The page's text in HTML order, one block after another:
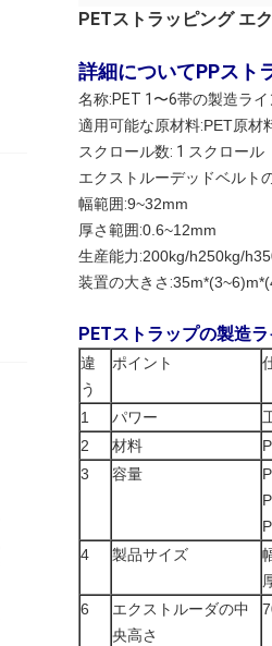
PETストラッピング エ
詳細についてPPスト
名称:PET 1〜6帯の製造ライ
適用可能な原材料:PET原材
スクロール数: 1 スクロール
エクストルーデッドベルト
幅範囲:9~32mm
厚さ範囲:0.6~12mm
生産能力:200kg/h250kg/h
装置の大きさ:
PETストラップの製造
違
う
ポイント
1 パワー
2
材料
3
容量
4
製品サイズ
6
エクストルーダの中
央高さ